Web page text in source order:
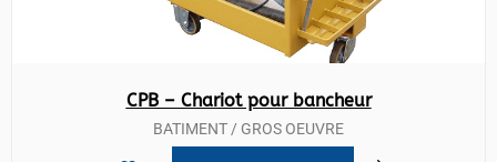
CPB – Chariot pour bancheur
BATIMENT / GROS OEUVRE